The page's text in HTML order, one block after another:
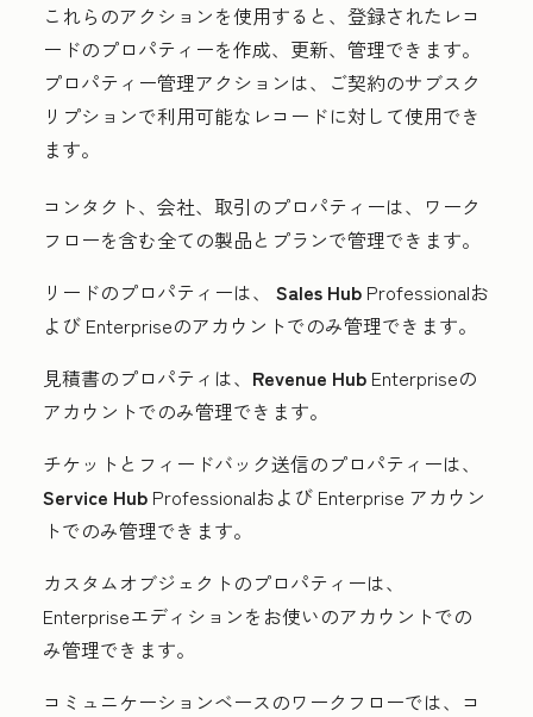
これらのアクションを使用すると、登録されたレコ
ードのプロパティーを作成、更新、管理できます。
プロパティー管理アクションは、ご契約のサブスク
リプションで利用可能なレコードに対して使用でき
ます。
コンタクト、会社、取引のプロパティーは、ワーク
フローを含む全ての製品とプランで管理できます。
リードのプロパティーは、 Sales Hub Professionalお
よび Enterpriseのアカウントでのみ管理できます。
見積書のプロパティは、 Revenue Hub Enterpriseの
アカウントでのみ管理できます。
チケットとフィードバック送信のプロパティーは、
Service Hub Professionalおよび Enterprise アカウン
トでのみ管理できます。
カスタムオブジェクトのプロパティーは、
Enterpriseエディションをお使いのアカウントでの
み管理できます。
コミュニケーションベースのワークフローでは、コ